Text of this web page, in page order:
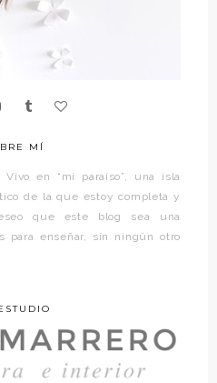
MÍ
en “mi paraíso”, una isla
de la que estoy completa y
que este blog sea una
para enseñar, sin ningún otro